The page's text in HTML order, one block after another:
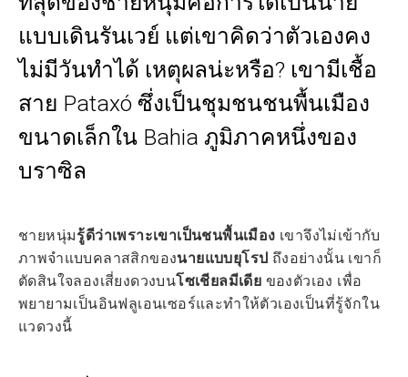
แบบเดินรันเวย์ แต่เขาคิดว่าตัวเองคง
ไม่มีวันทำได้ เหตุผลน่ะหรือ? เขามีเชื้อ
สาย Pataxó ซึ่งเป็นชุมชนชนพื้นเมือง
ขนาดเล็กใน Bahia ภูมิภาคหนึ่งของ
บราซิล
ชายหนุ่มรู้ดีว่าเพราะเขาเป็นชนพื้นเมือง เขาจึงไม่เข้ากับ
ภาพจำแบบคลาสสิกของนายแบบยุโรป ถึงอย่างนั้น เขาก็
ตัดสินใจลองเสี่ยงดวงบนโซเชียลมีเดีย ของตัวเอง เพื่อ
พยายามเป็นอินฟลูเอนเซอร์และทำให้ตัวเองเป็นที่รู้จักใน
แวดวงนี้